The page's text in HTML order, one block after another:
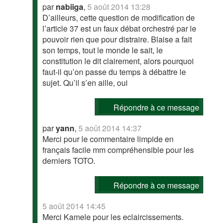
parnabiiga,5 août 2014 13:28
D’ailleurs, cette question de modification de
l’article 37 est un faux débat orchestré par le
pouvoir rien que pour distraire. Blaise a fait
son temps, tout le monde le sait, le
constitution le dit clairement, alors pourquoi
faut-il qu’on passe du temps à débattre le
sujet. Qu’il s’en aille, oui
Répondre à ce message
paryann,5 août 2014 14:37
Merci pour le commentaire limpide en
français facile mm compréhensible pour les
derniers TOTO.
Répondre à ce message
5 août 2014 14:45
Merci Kamele pour les eclaircissements.